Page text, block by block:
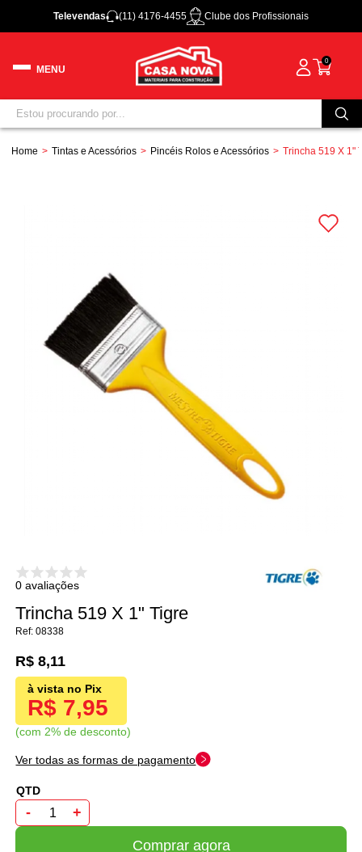
Televendas (11) 4176-4455 Clube dos Profissionais
0
Home Tintas e Acessórios Pincéis Rolos e Acessórios Trincha 519 X 1"
0 avaliações
Trincha 519 X 1" Tigre
08338
R$ 7,95
com 2% de desconto
R$ 8,11
Ver todas as formas de pagamento
- +
Comprar agora